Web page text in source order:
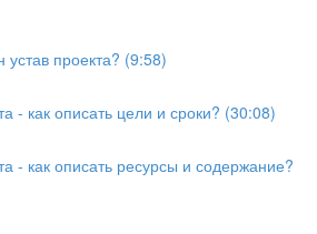
проекта? (9:58)
- как описать цели и сроки? (30:08)
- как описать ресурсы и содержание?